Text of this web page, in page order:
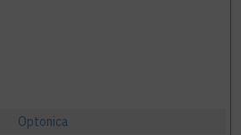
Optonica